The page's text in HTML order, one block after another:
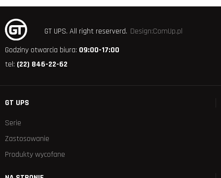
GT UPS. All right reserverd. Design:ComUp.pl
Godziny otwarcia biura: 09:00-17:00
tel: (22) 846-22-62
GT UPS
Serie
Zastosowanie
Produkty wycofane